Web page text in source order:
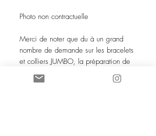
Photo non contractuelle
Merci de noter que du à un grand
nombre de demande sur les bracelets
et colliers JUMBO, la préparation de
la commande necessite une dizaine
de jours. Merci pour votre gentille